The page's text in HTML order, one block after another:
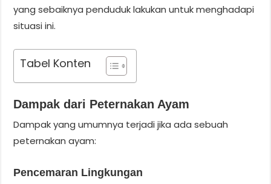
yang sebaiknya penduduk lakukan untuk menghadapi
situasi ini.
Tabel Konten
Dampak dari Peternakan Ayam
Dampak yang umumnya terjadi jika ada sebuah
peternakan ayam:
Pencemaran Lingkungan